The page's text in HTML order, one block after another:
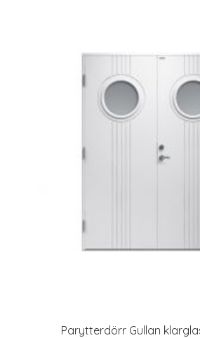
Parytterdörr Gullan